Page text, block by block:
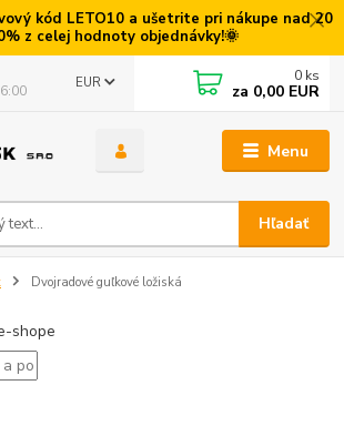
kód LETO10 a ušetrite pri nákupe nad 20
z celej hodnoty objednávky!🌞
Menu
EUR
Hľadať
0 ks
za 0,00 EUR
Dvojradové guľkové ložiská
shope